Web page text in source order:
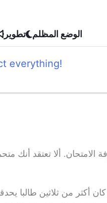
تطوير الوضع المظلم
everything!
الامتحان. ألا تعتقد أنك
أكثر من ثلاثين طالبا